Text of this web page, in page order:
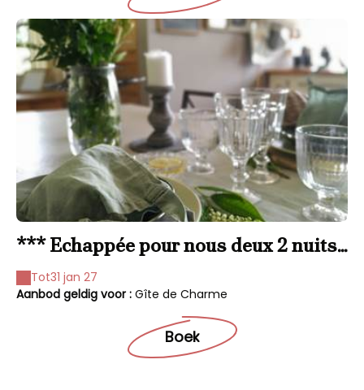
*** Echappée pour nous deux 2 nuits
(au gîte)
Tot31 jan 27
Aanbod geldig voor : Gîte de Charme
Boek